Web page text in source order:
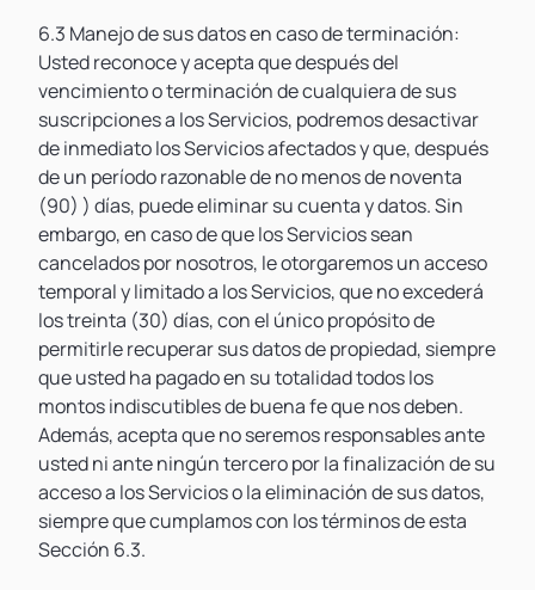
6.3 Manejo de sus datos en caso de terminación:
Usted reconoce y acepta que después del
vencimiento o terminación de cualquiera de sus
suscripciones a los Servicios, podremos desactivar
de inmediato los Servicios afectados y que, después
de un período razonable de no menos de noventa
(90) ) días, puede eliminar su cuenta y datos. Sin
embargo, en caso de que los Servicios sean
cancelados por nosotros, le otorgaremos un acceso
temporal y limitado a los Servicios, que no excederá
los treinta (30) días, con el único propósito de
permitirle recuperar sus datos de propiedad, siempre
que usted ha pagado en su totalidad todos los
montos indiscutibles de buena fe que nos deben.
Además, acepta que no seremos responsables ante
usted ni ante ningún tercero por la finalización de su
acceso a los Servicios o la eliminación de sus datos,
siempre que cumplamos con los términos de esta
Sección 6.3.